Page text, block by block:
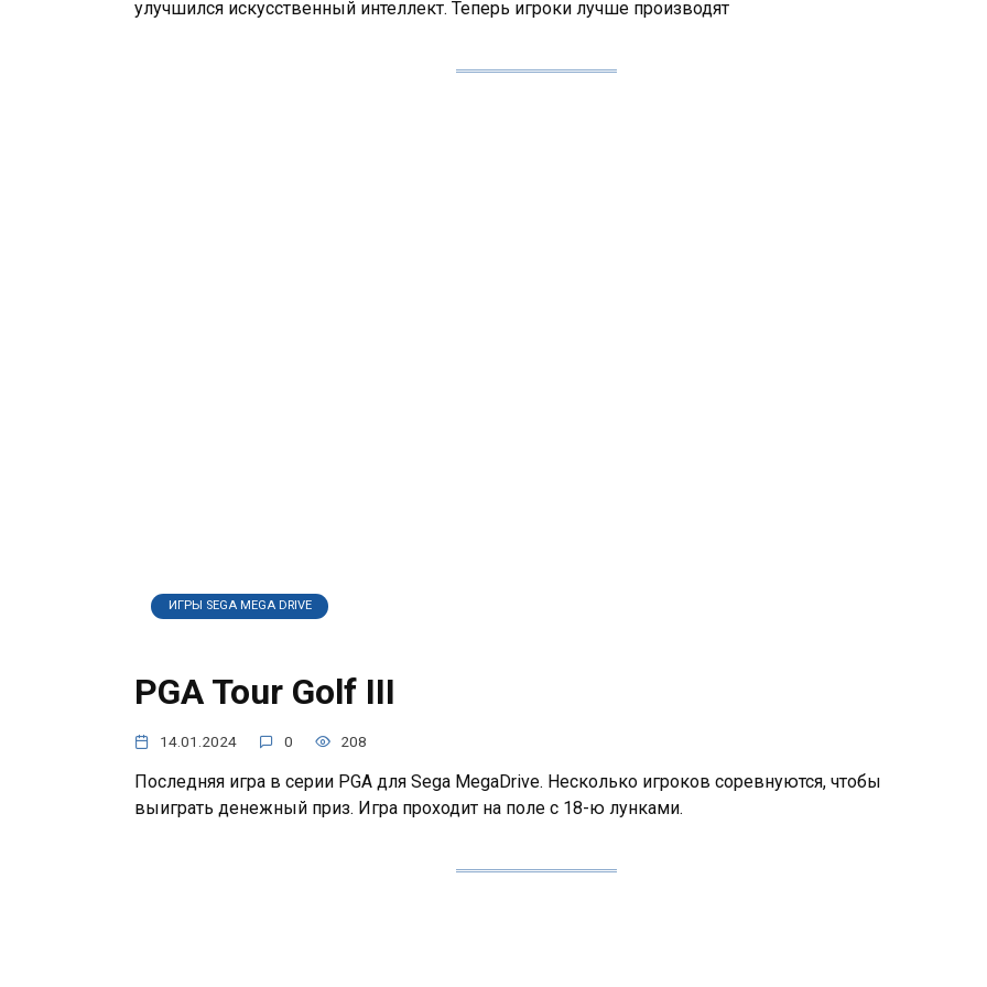
улучшился искусственный интеллект. Теперь игроки лучше производят
ИГРЫ SEGA MEGA DRIVE
PGA Tour Golf III
14.01.2024 0 208
Последняя игра в серии PGA для Sega MegaDrive. Несколько игроков соревнуются, чтобы
выиграть денежный приз. Игра проходит на поле с 18-ю лунками.